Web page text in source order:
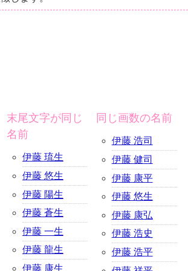
末尾文字が同じ
名前
伊藤 琉生
伊藤 悠生
伊藤 陽生
伊藤 蒼生
伊藤 一生
伊藤 龍生
伊藤 康生
同じ画数の名前
伊藤 浩司
伊藤 健司
伊藤 康平
伊藤 悠生
伊藤 康弘
伊藤 浩史
伊藤 浩平